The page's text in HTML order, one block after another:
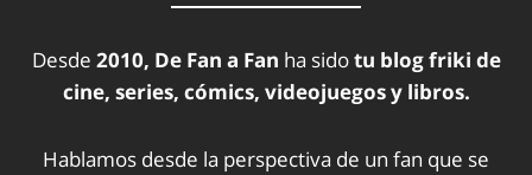
Desde 2010, De Fan a Fan ha sidotu blog friki de
cine, series, cómics, videojuegos y libros.
Hablamos desde la perspectiva de un fan que se